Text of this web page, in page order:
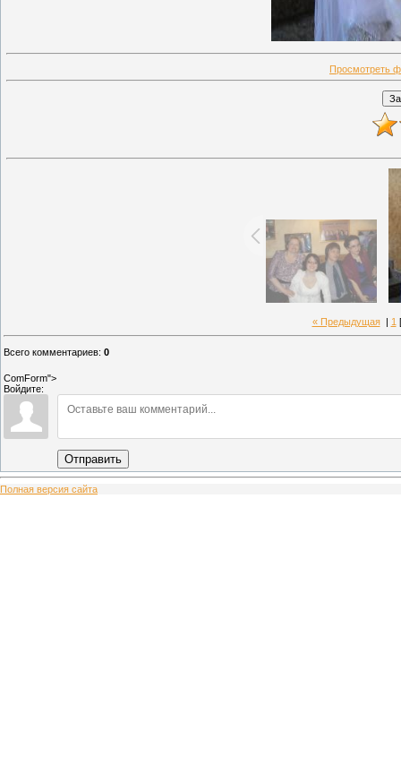
Просмотреть
« Предыдущая| 1 [
Всего комментариев: 0
ComForm">
Войдите:
Отправить
Полная версия сайта